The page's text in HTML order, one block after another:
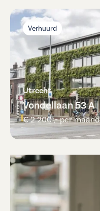
Verhuurd
Utrecht
Vondellaan 53 A
€ 2.200 ,- per maand